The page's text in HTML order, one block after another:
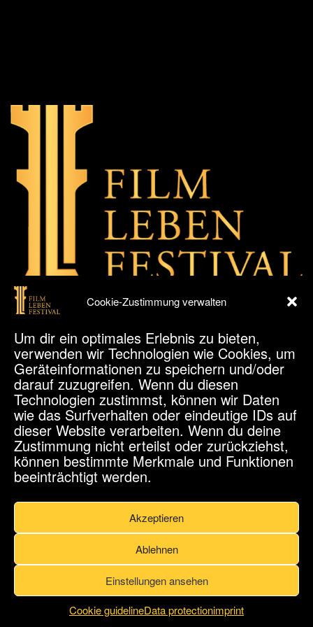
Cookie-Zustimmung verwalten
Um dir ein optimales Erlebnis zu bieten,
verwenden wir Technologien wie Cookies, um
Geräteinformationen zu speichern und/oder
darauf zuzugreifen. Wenn du diesen
Technologien zustimmst, können wir Daten
wie das Surfverhalten oder eindeutige IDs auf
dieser Website verarbeiten. Wenn du deine
Zustimmung nicht erteilst oder zurückziehst,
können bestimmte Merkmale und Funktionen
beeinträchtigt werden.
Akzeptieren
Ablehnen
Einstellungen ansehen
Cookie guidelineData protectionimprint
we will be back soon
on the site
©2022KuKo e.V.-Impressum-Datenschutz